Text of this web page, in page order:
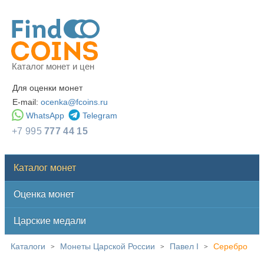
Каталог монет и цен
Для оценки монет
E-mail: ocenka@fcoins.ru
WhatsApp
Telegram
+7 995777 44 15
Каталог монет
Оценка монет
Царские медали
Каталоги > Монеты Царской России > Павел I > Серебро